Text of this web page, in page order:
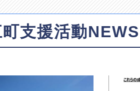
支援活動NEWS